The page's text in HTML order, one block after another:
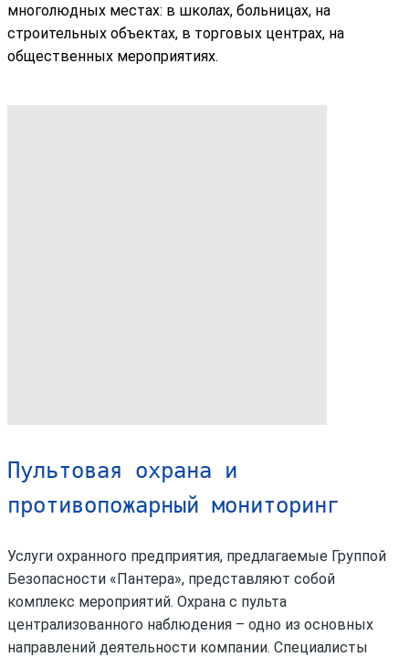
многолюдных местах: в школах, больницах, на
строительных объектах, в торговых центрах, на
общественных мероприятиях.
Пультовая охрана и
противопожарный мониторинг
Услуги охранного предприятия, предлагаемые Группой
Безопасности «Пантера», представляют собой
комплекс мероприятий. Охрана с пульта
централизованного наблюдения – одно из основных
направлений деятельности компании. Специалисты